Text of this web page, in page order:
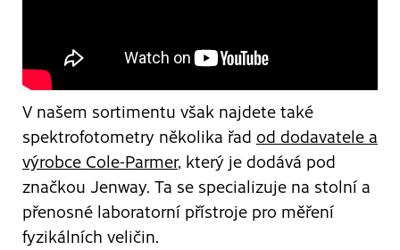
V našem sortimentu však najdete také
spektrofotometry několika řad od dodavatele a
výrobce Cole-Parmer, který je dodává pod
značkou Jenway. Ta se specializuje na stolní a
přenosné laboratorní přístroje pro měření
fyzikálních veličin.